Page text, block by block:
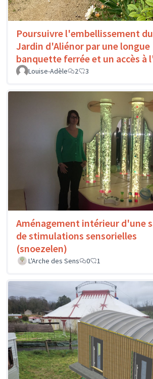
Poursuivre l'embellissement du
Jardin d'Aliénor par une longue
banquette ferrée et un accès à
Louise-Adèle 2 3
Aménagement intérieur d'une
de stimulations sensorielles
(snoezelen)
L'Arche des Sens 0 1